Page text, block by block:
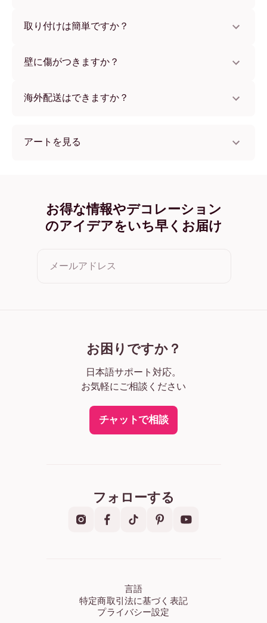
用いただけます。ご注文後、追跡番号をお知らせします。
取り付けは簡単ですか？
をつけないため、賃貸のお部屋でも安心してお使いいただ
壁に傷がつきますか？
海外配送はできますか？
アートを見る
Let all that you do オーク
Let all that you do ワイド ブラック
Let all that you do ワイド ホワイト
お得な情報やデコレーション
のアイデアをいち早くお届け
メールアドレス
お困りですか？
日本語サポート対応。
お気軽にご相談ください
チャットで相談
フォローする
言語
特定商取引法に基づく表記
プライバシー設定